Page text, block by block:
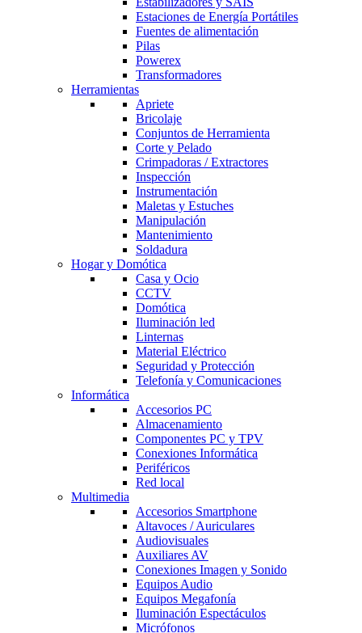
Estaciones de Energía Portátiles
Fuentes de alimentación
Pilas
Powerex
Transformadores
Herramientas
Apriete
Bricolaje
Conjuntos de Herramienta
Corte y Pelado
Crimpadoras / Extractores
Inspección
Instrumentación
Maletas y Estuches
Manipulación
Mantenimiento
Soldadura
Hogar y Domótica
Casa y Ocio
CCTV
Domótica
Iluminación led
Linternas
Material Eléctrico
Seguridad y Protección
Telefonía y Comunicaciones
Informática
Accesorios PC
Almacenamiento
Componentes PC y TPV
Conexiones Informática
Periféricos
Red local
Multimedia
Accesorios Smartphone
Altavoces / Auriculares
Audiovisuales
Auxiliares AV
Conexiones Imagen y Sonido
Equipos Audio
Equipos Megafonía
Iluminación Espectáculos
Micrófonos